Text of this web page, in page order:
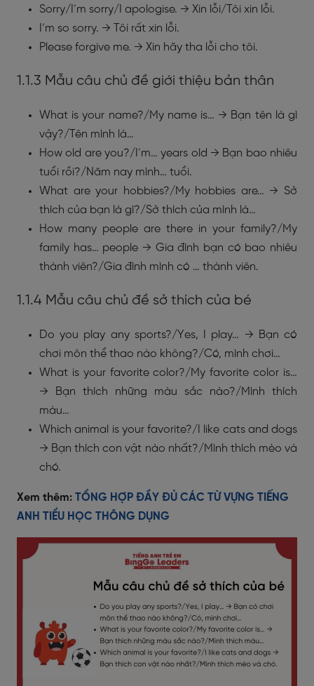
Sorry/I’m sorry/I apologise. → Xin lỗi/Tôi xin lỗi.
I’m so sorry. → Tôi rất xin lỗi.
Please forgive me. → Xin hãy tha lỗi cho tôi.
1.1.3 Mẫu câu chủ đề giới thiệu bản thân
What is your name?/My name is… → Bạn tên là gì
vậy?/Tên mình là…
How old are you?/I’m… years old → Bạn bao nhiêu
tuổi rồi?/Năm nay mình… tuổi.
What are your hobbies?/My hobbies are… → Sở
thích của bạn là gì?/Sở thích của mình là…
How many people are there in your family?/My
family has… people → Gia đình bạn có bao nhiêu
thành viên?/Gia đình mình có … thành viên.
1.1.4 Mẫu câu chủ đề sở thích của bé
Do you play any sports?/Yes, I play… → Bạn có
chơi môn thể thao nào không?/Có, mình chơi…
What is your favorite color?/My favorite color is…
→ Bạn thích những màu sắc nào?/Mình thích
màu…
Which animal is your favorite?/I like cats and dogs
→ Bạn thích con vật nào nhất?/Mình thích mèo và
chó.
Xem thêm: TỔNG HỢP ĐẦY ĐỦ CÁC TỪ VỰNG TIẾNG
ANH TIỂU HỌC THÔNG DỤNG